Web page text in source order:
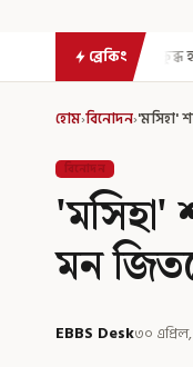
ব্রেকিং
হোম›বিনোদন›'মসিহা'
বিনোদন
'মসিহা'
মন
EBBS Desk৩০